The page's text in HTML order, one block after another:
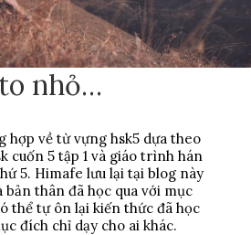
nhỏ…
hợp về từ vựng hsk5 dựa theo
cuốn 5 tập 1 và giáo trình hán
5. Himafe lưu lại tại blog này
thân đã học qua với mục
thể tự ôn lại kiến thức đã học
đích chỉ dạy cho ai khác.